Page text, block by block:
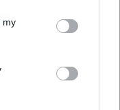
my
Δήμο Ρόδου,
προσπάθεια
των
της
της